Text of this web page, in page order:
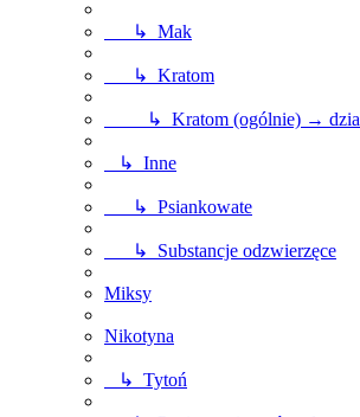
↳ Mak
↳ Kratom
↳ Kratom (ogólnie) →
↳ Inne
↳ Psiankowate
↳ Substancje odzwierzęce
Miksy
Nikotyna
↳ Tytoń